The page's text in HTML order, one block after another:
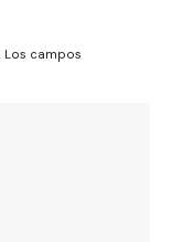
Los campos